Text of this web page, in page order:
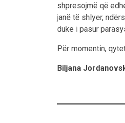
shpresojmë që
janë të shlyer,
duke i pasur
Për momentin,
Biljana